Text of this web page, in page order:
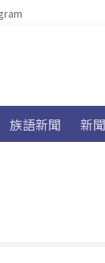
族語新聞 新